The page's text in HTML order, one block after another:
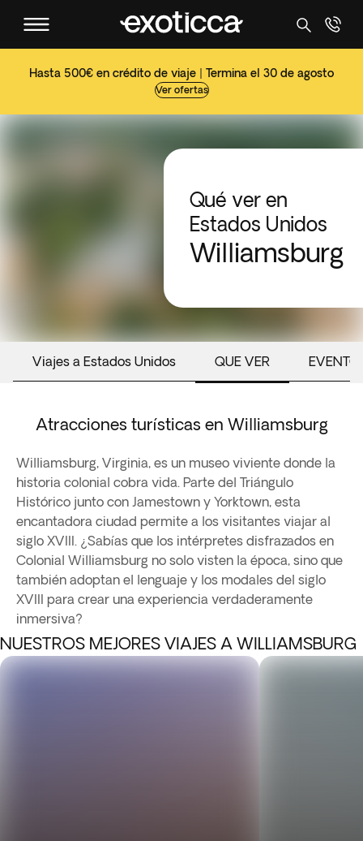
Hasta 500€ en crédito de viaje | Termina el 30 de agosto
Ver ofertas
Qué ver en
Estados Unidos
Williamsburg
Viajes a Estados Unidos QUE VER
Atracciones turísticas en Williamsburg
Williamsburg, Virginia, es un museo viviente donde la
historia colonial cobra vida. Parte del Triángulo
Histórico junto con Jamestown y Yorktown, esta
encantadora ciudad permite a los visitantes viajar al
siglo XVIII. ¿Sabías que los intérpretes disfrazados en
Colonial Williamsburg no solo visten la época, sino que
también adoptan el lenguaje y los modales del siglo
XVIII para crear una experiencia verdaderamente
inmersiva?
NUESTROS MEJORES VIAJES A WILLIAMSBURG